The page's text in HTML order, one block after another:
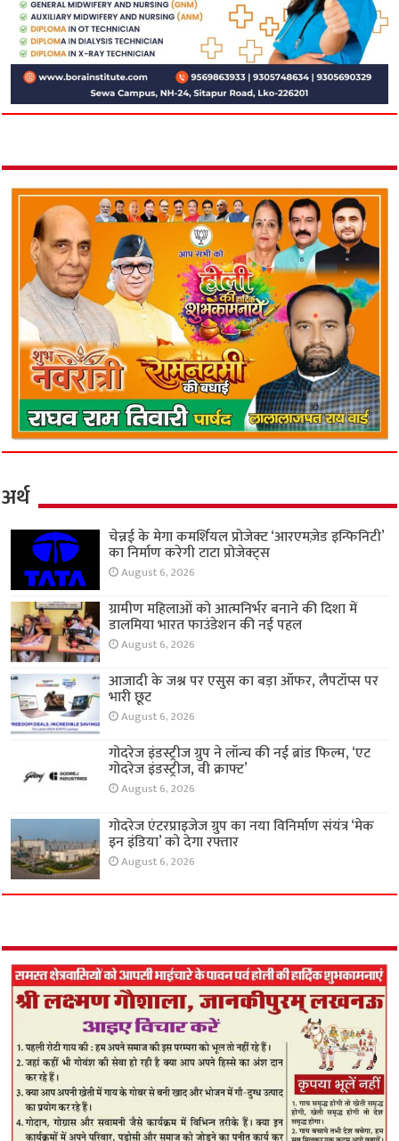
अर्थ
चेन्नई के मेगा कमर्शियल प्रोजेक्ट ‘आरएमज़ेड इन्फिनिटी’
का निर्माण करेगी टाटा प्रोजेक्ट्स
August 6, 2026
ग्रामीण महिलाओं को आत्मनिर्भर बनाने की दिशा में
डालमिया भारत फाउंडेशन की नई पहल
August 6, 2026
आजादी के जश्न पर एसुस का बड़ा ऑफर, लैपटॉप्स पर
भारी छूट
August 6, 2026
गोदरेज इंडस्ट्रीज ग्रुप ने लॉन्च की नई ब्रांड फिल्म, ‘एट
गोदरेज इंडस्ट्रीज, वी क्राफ्ट’
August 6, 2026
गोदरेज एंटरप्राइजेज ग्रुप का नया विनिर्माण संयंत्र ‘मेक
इन इंडिया’ को देगा रफ्तार
August 6, 2026